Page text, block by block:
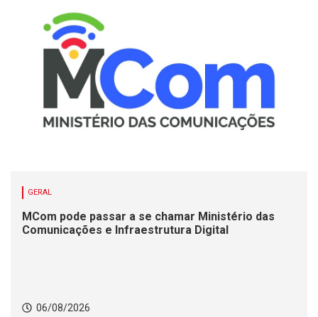
GERAL
MCom pode passar a se chamar Ministério das
Comunicações e Infraestrutura Digital
06/08/2026